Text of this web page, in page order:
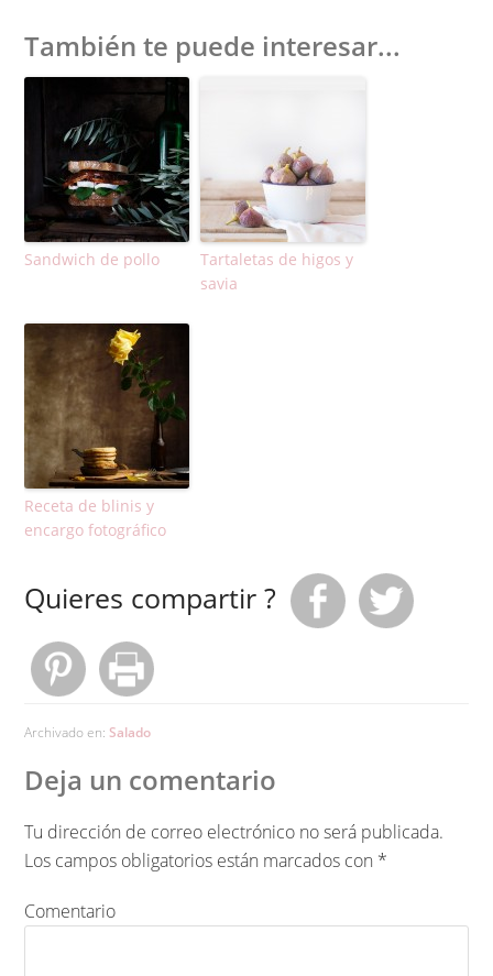
También te puede interesar...
Sandwich de pollo
Tartaletas de higos y
savia
Receta de blinis y
encargo fotográfico
Quieres compartir ?
Archivado en: Salado
Deja un comentario
Tu dirección de correo electrónico no será publicada.
Los campos obligatorios están marcados con *
Comentario